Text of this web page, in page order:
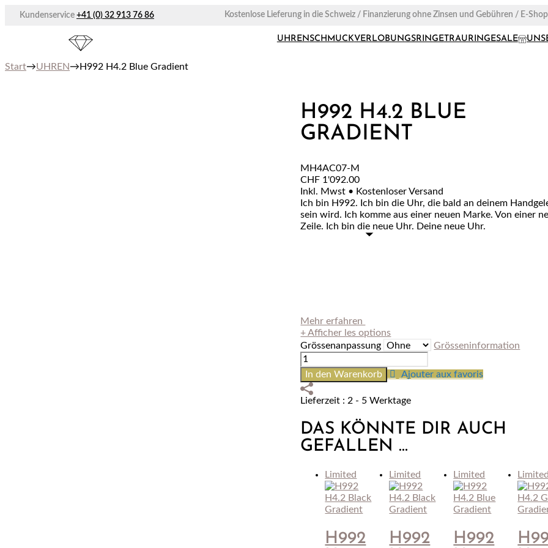
Zum
Kundenservice +41 (0) 32 913 76 86 Kostenlose Lieferung in die Schweiz / Finanzierung ohne Zinsen und Gebühren / E-
UHRENSCHMUCKVERLOBUNGSRINGETRAURINGESALE
Start→UHREN→ H992 H4.2 Blue Gradient
H992 H4.2 BLUE
GRADIENT
MH4AC07-M
CHF 1'092.00
Inkl. Mwst • Kostenloser Versand
Ich bin H992. Ich bin die Uhr, die bald an deinem
sein wird. Ich komme aus einer neuen Marke. Von einer
Zeile. Ich bin die neue Uhr. Deine neue Uhr.
Mehr erfahren
+ Afficher les options
Grössenanpassung
Grösseninformation
H992
H4.2
Blue
Gradient
Menge
In den Warenkorb Ajouter aux favoris
Lieferzeit : 2 - 5 Werktage
DAS KÖNNTE DIR AUCH
GEFALLEN …
Limited
H992
Limited
H992
Limited
H992